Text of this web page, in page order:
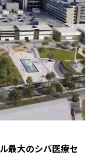
最大のシバ医療セ